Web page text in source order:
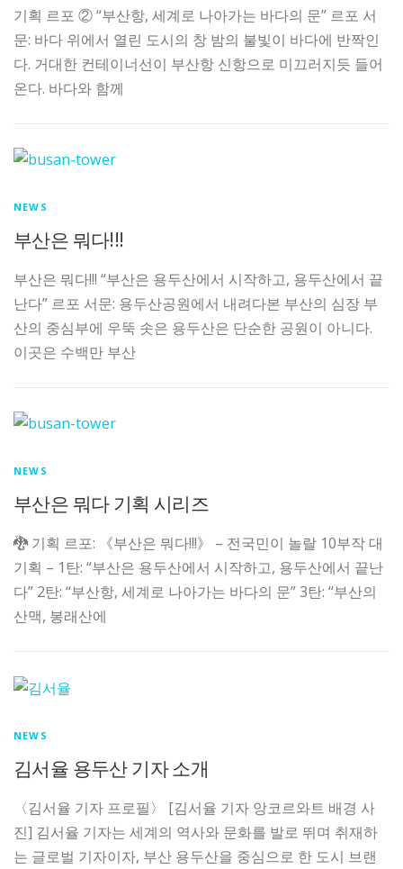
기획 르포 ② “부산항, 세계로 나아가는 바다의 문” 르포 서
문: 바다 위에서 열린 도시의 창 밤의 불빛이 바다에 반짝인
다. 거대한 컨테이너선이 부산항 신항으로 미끄러지듯 들어
온다. 바다와 함께
NEWS
부산은 뭐다!!!
부산은 뭐다!!! “부산은 용두산에서 시작하고, 용두산에서 끝
난다” 르포 서문: 용두산공원에서 내려다본 부산의 심장 부
산의 중심부에 우뚝 솟은 용두산은 단순한 공원이 아니다.
이곳은 수백만 부산
NEWS
부산은 뭐다 기획 시리즈
🐉 기획 르포: 《부산은 뭐다!!!》 – 전국민이 놀랄 10부작 대
기획 – 1탄: “부산은 용두산에서 시작하고, 용두산에서 끝난
다” 2탄: “부산항, 세계로 나아가는 바다의 문” 3탄: “부산의
산맥, 봉래산에
NEWS
김서율 용두산 기자 소개
〈김서율 기자 프로필〉 [김서율 기자 앙코르와트 배경 사
진] 김서율 기자는 세계의 역사와 문화를 발로 뛰며 취재하
는 글로벌 기자이자, 부산 용두산을 중심으로 한 도시 브랜